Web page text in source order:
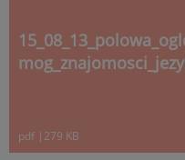
pdf | 279 KB